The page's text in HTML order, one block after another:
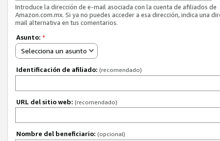
Introduce la dirección de e-mail asociada con la cuenta de afiliados de
Amazon.com.mx. Si ya no puedes acceder a esa dirección, indica una
mail alternativa en tus comentarios.
Asunto: *
Selecciona un asunto
Identificación de afiliado: (recomendado)
URL del sitio web: (recomendado)
Nombre del beneficiario: (opcional)